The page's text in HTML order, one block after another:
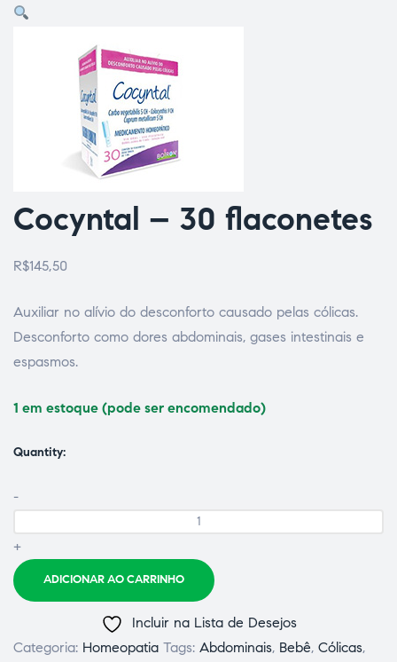
Cocyntal – 30 flaconetes
R$145,50
Auxiliar no alívio do desconforto causado pelas cólicas.
Desconforto como dores abdominais, gases intestinais e
espasmos.
1 em estoque (pode ser encomendado)
Quantity:
-
+
ADICIONAR AO CARRINHO
Incluir na Lista de Desejos
Categoria: Homeopatia Tags: Abdominais, Bebê, Cólicas,